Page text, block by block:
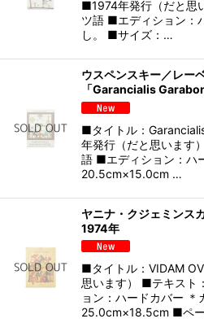
■1974年発行（だと思
ツ語 ■エディション：
し。 ■サイズ：…
ウスペンスキー／レー
「Garancialis
■タイトル：
年発行（だと思います
語 ■エディション：ハ
20.5cm×15.0cm …
ヤニナ・クジェミンス
1974年
■タイトル：VIDAM
思います） ■テキスト
ョン：ハードカバー
25.0cm×18.5cm ■ペ